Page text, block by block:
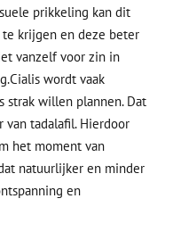
prikkeling kan dit
krijgen en deze beter
vanzelf voor zin in
wordt vaak
strak willen plannen. Dat
van tadalafil. Hierdoor
het moment van
natuurlijker en minder
en